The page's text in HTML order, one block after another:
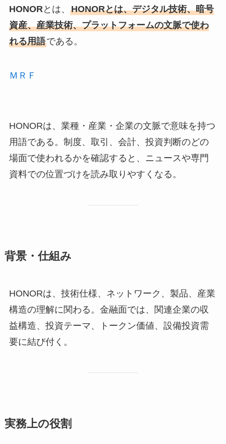
HONORとは、 HONORとは、デジタル技術、暗号
資産、産業技術、プラットフォームの文脈で使わ
れる用語である。
ＭＲＦ
HONORは、業種・産業・企業の文脈で意味を持つ
用語である。制度、取引、会計、投資判断のどの
場面で使われるかを確認すると、ニュースや専門
資料での位置づけを読み取りやすくなる。
背景・仕組み
HONORは、技術仕様、ネットワーク、製品、産業
構造の理解に関わる。金融面では、関連企業の収
益構造、投資テーマ、トークン価値、設備投資需
要に結び付く。
実務上の役割